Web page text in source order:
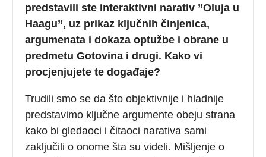
predstavili ste interaktivni narativ ”Oluja u
Haagu”, uz prikaz ključnih činjenica,
argumenata i dokaza optužbe i obrane u
predmetu Gotovina i drugi. Kako vi
procjenjujete te događaje?
Trudili smo se da što objektivnije i hladnije
predstavimo ključne argumente obeju strana
kako bi gledaoci i čitaoci narativa sami
zaključili o onome šta su videli. Mišljenje o